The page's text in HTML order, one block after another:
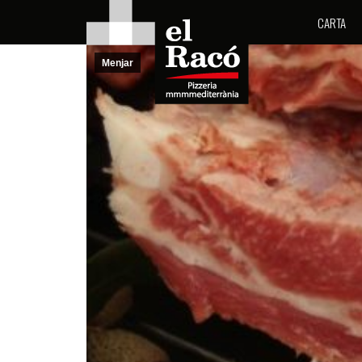
CARTA
Menjar